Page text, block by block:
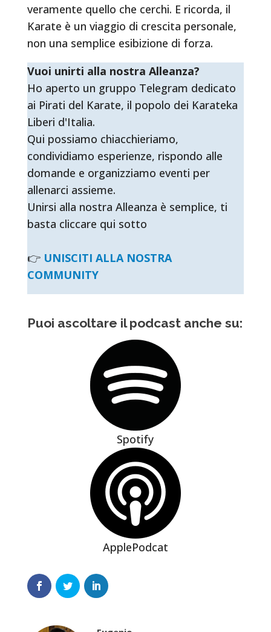
veramente quello che cerchi. E ricorda, il
Karate è un viaggio di crescita personale,
non una semplice esibizione di forza.
Vuoi unirti alla nostra Alleanza?
Ho aperto un gruppo Telegram dedicato
ai Pirati del Karate, il popolo dei Karateka
Liberi d'Italia.
Qui possiamo chiacchieriamo,
condividiamo esperienze, rispondo alle
domande e organizziamo eventi per
allenarci assieme.
Unirsi alla nostra Alleanza è semplice, ti
basta cliccare qui sotto
👉 UNISCITI ALLA NOSTRA
COMMUNITY
Puoi ascoltare il podcast anche su:
Spotify
ApplePodcat